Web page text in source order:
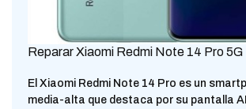
Reparar Xiaomi Redmi Note 14 Pro 5G
El Xiaomi Redmi Note 14 Pro es un
media-alta que destaca por su pantalla